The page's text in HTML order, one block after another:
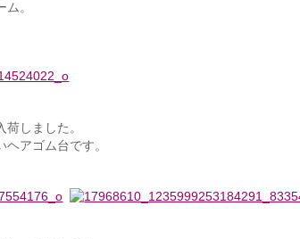
。
しました。
アゴム台です。